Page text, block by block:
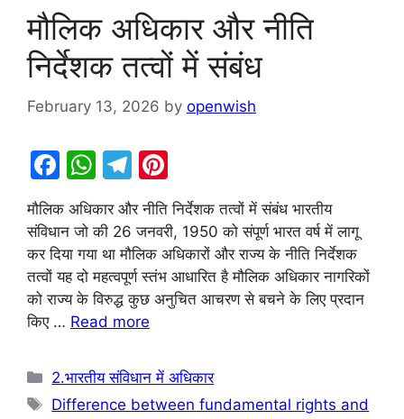
मौलिक अधिकार और नीति
निर्देशक तत्वों में संबंध
February 13, 2026 by openwish
F
c
e
b
o
o
k
W
at
s
A
p
p
T
el
e
gr
a
m
nt
er
e
st
मौलिक अधिकार और नीति निर्देशक तत्वों में संबंध भारतीय
संविधान जो की 26 जनवरी, 1950 को संपूर्ण भारत वर्ष में लागू
कर दिया गया था मौलिक अधिकारों और राज्य के नीति निर्देशक
तत्वों यह दो महत्वपूर्ण स्तंभ आधारित है मौलिक अधिकार नागरिकों
को राज्य के विरुद्ध कुछ अनुचित आचरण से बचने के लिए प्रदान
किए … Read more
Categories
2.भारतीय संविधान में अधिकार
Tags
Difference between fundamental rights and